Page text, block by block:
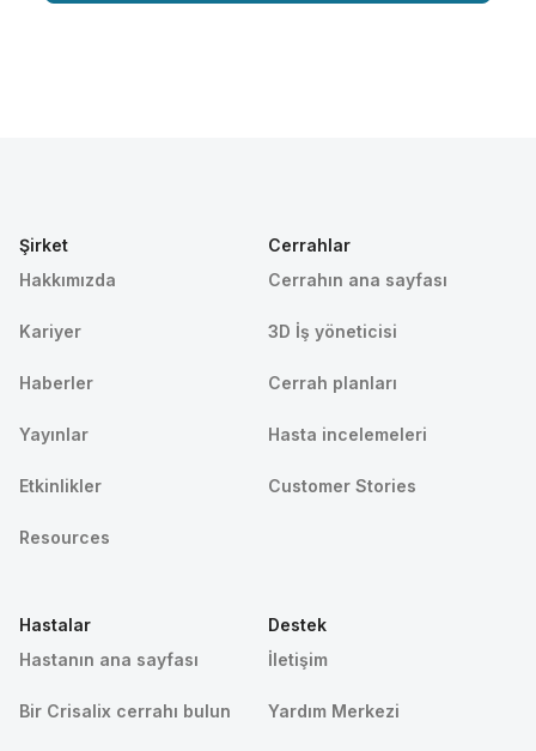
Şirket
Hakkımızda
Kariyer
Haberler
Yayınlar
Etkinlikler
Resources
Cerrahlar
Cerrahın ana sayfası
3D İş yöneticisi
Cerrah planları
Hasta incelemeleri
Customer Stories
Hastalar
Hastanın ana sayfası
Bir Crisalix cerrahı bulun
Destek
İletişim
Yardım Merkezi